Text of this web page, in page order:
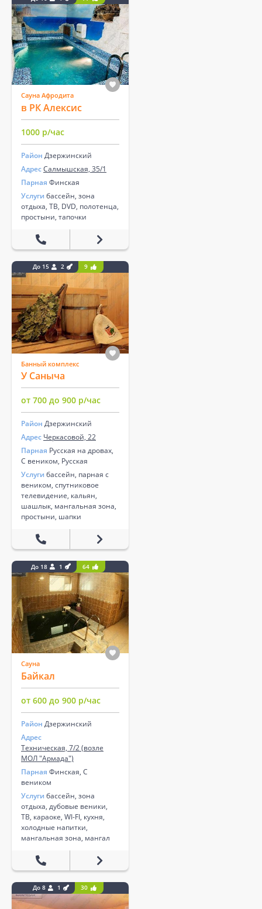
Сауна Афродита
в РК Алексис
1000 р/час
Район Дзержинский
АдресСалмышская, 35/1
Парная Финская
Услуги бассейн, зона
отдыха, ТВ, DVD, полотенца,
простыни, тапочки
До 15 2 9
Банный комплекс
У Саныча
от 700 до 900 р/час
Район Дзержинский
Адрес Черкасовой, 22
Парная Русская на дровах,
С веником, Русская
Услуги бассейн, парная с
веником, спутниковое
телевидение, кальян,
шашлык, мангальная зона,
простыни, шапки
До 18 1 64
Сауна
Байкал
от 600 до 900 р/час
Район Дзержинский
Адрес
Техническая, 7/2 (возле
МОЛ "Армада")
Парная Финская, С
веником
Услуги бассейн, зона
отдыха, дубовые веники,
ТВ, караоке, WI-FI, кухня,
холодные напитки,
мангальная зона, мангал
До 8 1 30